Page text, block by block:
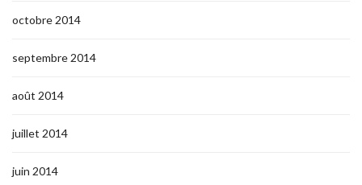
octobre 2014
septembre 2014
août 2014
juillet 2014
juin 2014